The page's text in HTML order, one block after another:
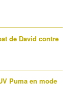
de David contre
Puma en mode